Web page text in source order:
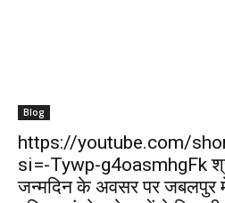
Blog
https://youtube.com/
si=-Tywp-g4oasmhgFk
जन्मदिन के अवसर पर